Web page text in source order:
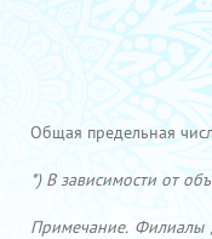
Общая предельная
*) В зависимости от
Примечание. Филиалы